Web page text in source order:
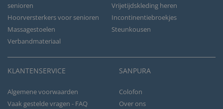
senioren
Vrijetijdskleding heren
Hoorversterkers voor senioren
Incontinentiebroekjes
Massagestoelen
Steunkousen
Verbandmateriaal
KLANTENSERVICE
Algemene voorwaarden
Vaak gestelde vragen - FAQ
SANPURA
Colofon
Over ons